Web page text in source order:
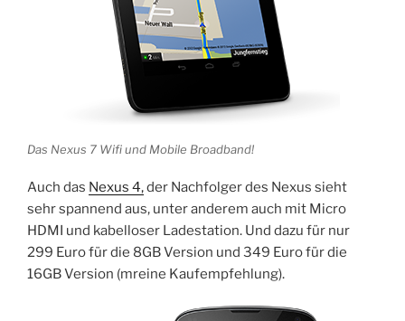
Das Nexus 7 Wifi und Mobile Broadband!
Auch das Nexus 4,der Nachfolger des Nexus sieht
sehr spannend aus, unter anderem auch mit Micro
HDMI und kabelloser Ladestation. Und dazu für nur
299 Euro für die 8GB Version und 349 Euro für die
16GB Version (mreine Kaufempfehlung).